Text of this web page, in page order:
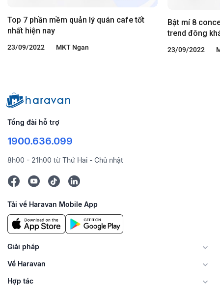
Top 7 phần mềm quản lý quán cafe tốt
nhất hiện nay
23/09/2022 MKT Ngan
Bật mí 8
trend đông
23/09/2022
Tổng đài hỗ trợ
1900.636.099
8h00 - 21h00 từ Thứ Hai - Chủ nhật
Tải về Haravan Mobile App
Giải pháp
Về Haravan
Hợp tác